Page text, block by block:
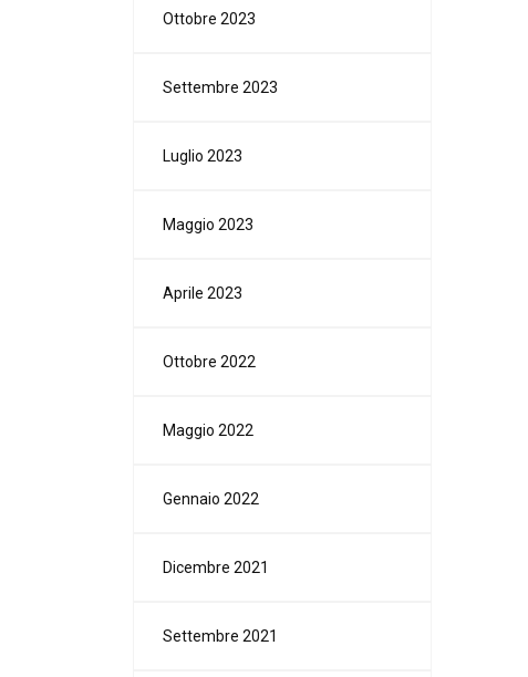
Ottobre 2023
Settembre 2023
Luglio 2023
Maggio 2023
Aprile 2023
Ottobre 2022
Maggio 2022
Gennaio 2022
Dicembre 2021
Settembre 2021